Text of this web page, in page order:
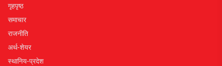
गृहपृष्ठ
समाचार
राजनीति
अर्थ-शेयर
स्थानिय-प्रदेश